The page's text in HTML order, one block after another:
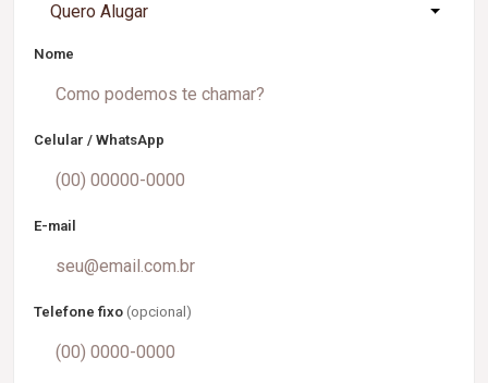
Quero Alugar
Nome
Celular / WhatsApp
E-mail
Telefone fixo (opcional)